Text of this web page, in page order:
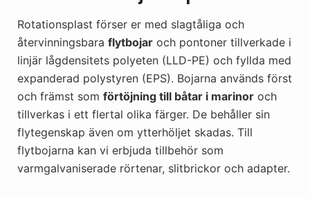
Rotationsplast förser er med slagtåliga och
återvinningsbara flytbojar och pontoner tillverkade i
linjär lågdensitets polyeten (LLD-PE) och fyllda med
expanderad polystyren (EPS). Bojarna används först
och främst som förtöjning till båtar i marinor och
tillverkas i ett flertal olika färger. De behåller sin
flytegenskap även om ytterhöljet skadas. Till
flytbojarna kan vi erbjuda tillbehör som
varmgalvaniserade rörtenar, slitbrickor och adapter.